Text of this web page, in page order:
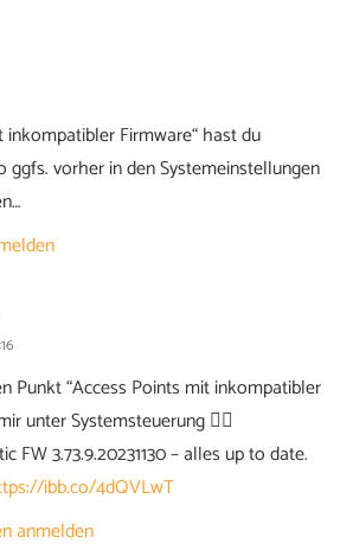
inkompatibler Firmware“ hast du
ggfs. vorher in den Systemeinstellungen
Punkt “Access Points mit inkompatibler
unter Systemsteuerung 🤷‍♂️
FW 3.73.9.20231130 – alles up to date.
ibb.co/4dQVLwT
anmelden